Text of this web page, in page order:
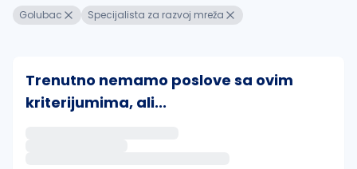
Golubac Specijalista za razvoj mreža
Trenutno nemamo poslove sa ovim
kriterijumima, ali...